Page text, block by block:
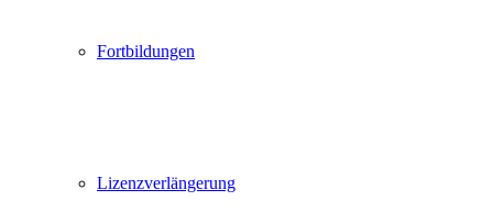
Fortbildungen
Lizenzverlängerung